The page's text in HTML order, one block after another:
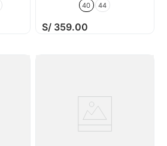
40 44
S/ 359.00